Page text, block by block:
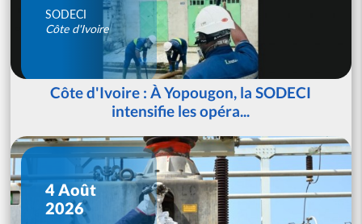
SODECI
Côte d'Ivoire
Côte d'Ivoire : À Yopougon, la SODECI
intensifie les opéra...
4 Août
2026